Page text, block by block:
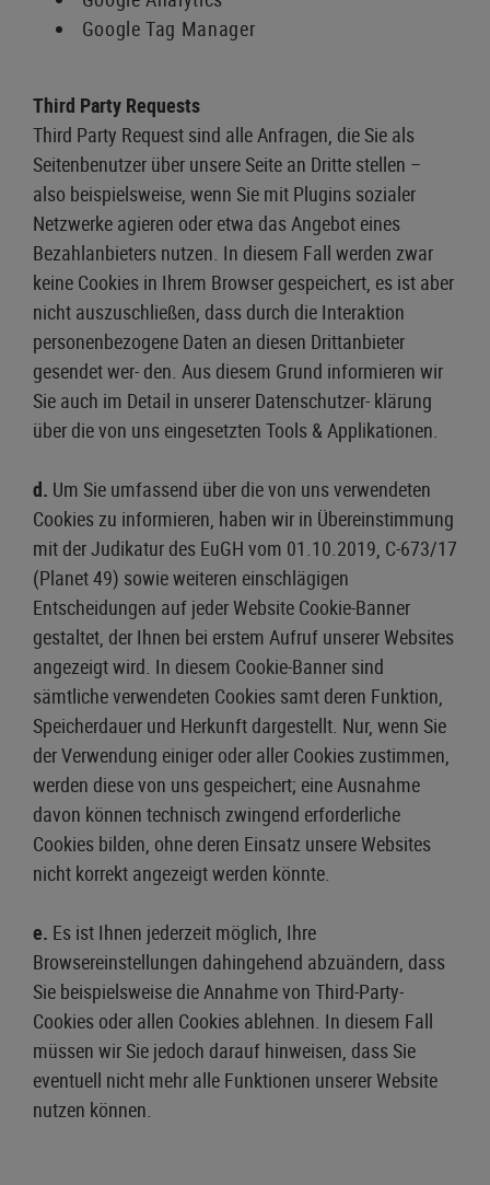
Google Tag Manager
Third Party Requests
Third Party Request sind alle Anfragen, die Sie als
Seitenbenutzer über unsere Seite an Dritte stellen –
also beispielsweise, wenn Sie mit Plugins sozialer
Netzwerke agieren oder etwa das Angebot eines
Bezahlanbieters nutzen. In diesem Fall werden zwar
keine Cookies in Ihrem Browser gespeichert, es ist aber
nicht auszuschließen, dass durch die Interaktion
personenbezogene Daten an diesen Drittanbieter
gesendet wer- den. Aus diesem Grund informieren wir
Sie auch im Detail in unserer Datenschutzer- klärung
über die von uns eingesetzten Tools & Applikationen.
d. Um Sie umfassend über die von uns verwendeten
Cookies zu informieren, haben wir in Übereinstimmung
mit der Judikatur des EuGH vom 01.10.2019, C-673/17
(Planet 49) sowie weiteren einschlägigen
Entscheidungen auf jeder Website Cookie-Banner
gestaltet, der Ihnen bei erstem Aufruf unserer Websites
angezeigt wird. In diesem Cookie-Banner sind
sämtliche verwendeten Cookies samt deren Funktion,
Speicherdauer und Herkunft dargestellt. Nur, wenn Sie
der Verwendung einiger oder aller Cookies zustimmen,
werden diese von uns gespeichert; eine Ausnahme
davon können technisch zwingend erforderliche
Cookies bilden, ohne deren Einsatz unsere Websites
nicht korrekt angezeigt werden könnte.
e. Es ist Ihnen jederzeit möglich, Ihre
Browsereinstellungen dahingehend abzuändern, dass
Sie beispielsweise die Annahme von Third-Party-
Cookies oder allen Cookies ablehnen. In diesem Fall
müssen wir Sie jedoch darauf hinweisen, dass Sie
eventuell nicht mehr alle Funktionen unserer Website
nutzen können.